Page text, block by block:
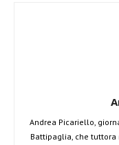
Andrea Picariello,
Battipaglia, che tuttora